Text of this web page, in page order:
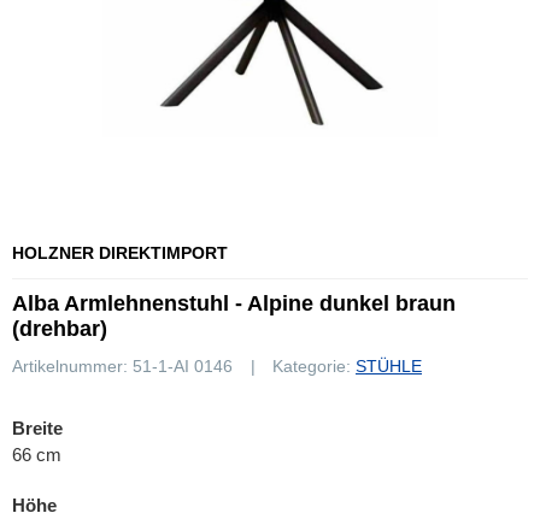
HOLZNER DIREKTIMPORT
Alba Armlehnenstuhl - Alpine dunkel braun
(drehbar)
Artikelnummer: 51-1-AI 0146 Kategorie: STÜHLE
Breite
66 cm
Höhe